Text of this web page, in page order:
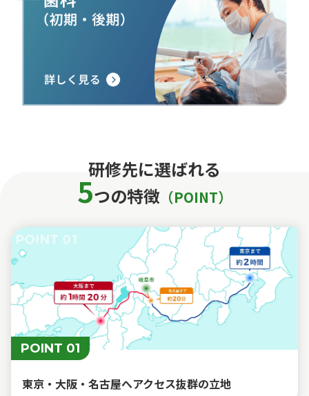
研修先に選ばれる
5つの特徴 （POINT）
POINT 01
東京・大阪・名古屋へアクセス抜群の立地